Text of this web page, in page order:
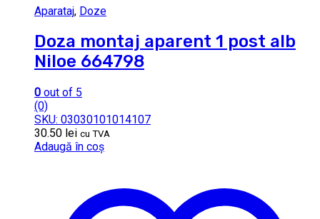
Aparataj, Doze
Doza montaj aparent 1 post alb
Niloe 664798
0 out of 5
(0)
SKU: 03030101014107
30.50 lei cu TVA
Adaugă în coș